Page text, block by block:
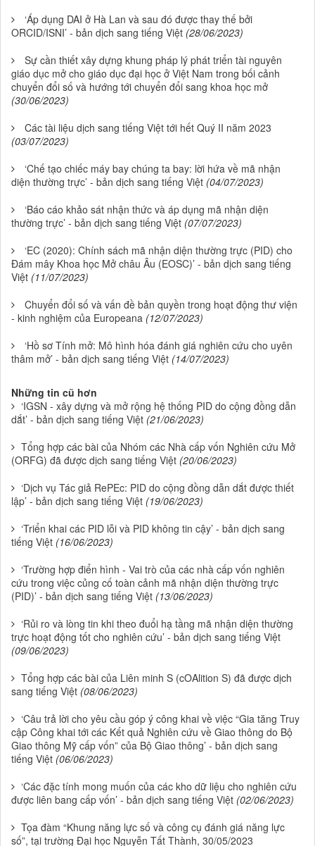
‘Áp dụng DAI ở Hà Lan và sau đó được thay thế bởi
ORCID/ISNI’ - bản dịch sang tiếng Việt (28/06/2023)
Sự cần thiết xây dựng khung pháp lý phát triển tài nguyên
giáo dục mở cho giáo dục đại học ở Việt Nam trong bối cảnh
chuyển đổi số và hướng tới chuyển đổi sang khoa học mở
(30/06/2023)
Các tài liệu dịch sang tiếng Việt tới hết Quý II năm 2023
(03/07/2023)
‘Chế tạo chiếc máy bay chúng ta bay: lời hứa về mã nhận
diện thường trực’ - bản dịch sang tiếng Việt (04/07/2023)
‘Báo cáo khảo sát nhận thức và áp dụng mã nhận diện
thường trực’ - bản dịch sang tiếng Việt (07/07/2023)
‘EC (2020): Chính sách mã nhận diện thường trực (PID) cho
Đám mây Khoa học Mở châu Âu (EOSC)’ - bản dịch sang tiếng
Việt (11/07/2023)
Chuyển đổi số và vấn đề bản quyền trong hoạt động thư viện
- kinh nghiệm của Europeana (12/07/2023)
‘Hồ sơ Tính mở: Mô hình hóa đánh giá nghiên cứu cho uyên
thâm mở’ - bản dịch sang tiếng Việt (14/07/2023)
Những tin cũ hơn
‘IGSN - xây dựng và mở rộng hệ thống PID do cộng đồng dẫn
dắt’ - bản dịch sang tiếng Việt (21/06/2023)
Tổng hợp các bài của Nhóm các Nhà cấp vốn Nghiên cứu Mở
(ORFG) đã được dịch sang tiếng Việt (20/06/2023)
‘Dịch vụ Tác giả RePEc: PID do cộng đồng dẫn dắt được thiết
lập’ - bản dịch sang tiếng Việt (19/06/2023)
‘Triển khai các PID lỗi và PID không tin cậy’ - bản dịch sang
tiếng Việt (16/06/2023)
‘Trường hợp điển hình - Vai trò của các nhà cấp vốn nghiên
cứu trong việc củng cố toàn cảnh mã nhận diện thường trực
(PID)’ - bản dịch sang tiếng Việt (13/06/2023)
‘Rủi ro và lòng tin khi theo đuổi hạ tầng mã nhận diện thường
trực hoạt động tốt cho nghiên cứu’ - bản dịch sang tiếng Việt
(09/06/2023)
Tổng hợp các bài của Liên minh S (cOAlition S) đã được dịch
sang tiếng Việt (08/06/2023)
‘Câu trả lời cho yêu cầu góp ý công khai về việc “Gia tăng Truy
cập Công khai tới các Kết quả Nghiên cứu về Giao thông do Bộ
Giao thông Mỹ cấp vốn” của Bộ Giao thông’ - bản dịch sang
tiếng Việt (06/06/2023)
‘Các đặc tính mong muốn của các kho dữ liệu cho nghiên cứu
được liên bang cấp vốn’ - bản dịch sang tiếng Việt (02/06/2023)
Tọa đàm “Khung năng lực số và công cụ đánh giá năng lực
số”, tại trường Đại học Nguyễn Tất Thành, 30/05/2023